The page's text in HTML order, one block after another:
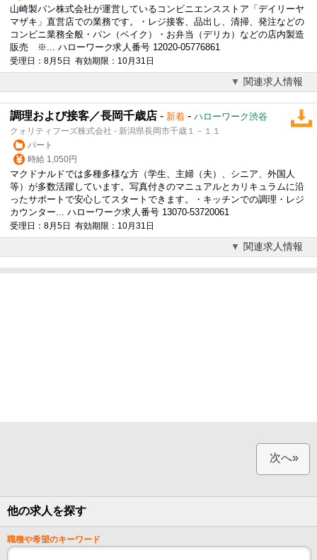
山崎製パン株式会社が運営しているコンビニエンスストア「デイリーヤ
マザキ」直営店での業務です。・レジ接客、品出し、清掃、発注などの
コンビニ業務全般・パン（ベイク）・お弁当（デリカ）などの店内製造
販売 ※... ハローワーク求人番号 12020-05776861
受理日：8月5日 有効期限：10月31日
関連求人情報
調理および接客／長岡千歳店 - 新着 - ハローワーク渋谷
クォリティフーズ株式会社 - 新潟県長岡市千歳１－１１
パート
時給 1,050円
マクドナルドでは多種多様な方（学生、主婦（夫）、シニア、外国人
等）が多数活躍しています。写真付きのマニュアルとカリキュラムに沿
ったサポートで安心してスタートできます。・キッチンでの調理・レジ
カウンター... ハローワーク求人番号 13070-53720061
受理日：8月5日 有効期限：10月31日
関連求人情報
次へ»
他の求人を探す
職種や希望のキーワード